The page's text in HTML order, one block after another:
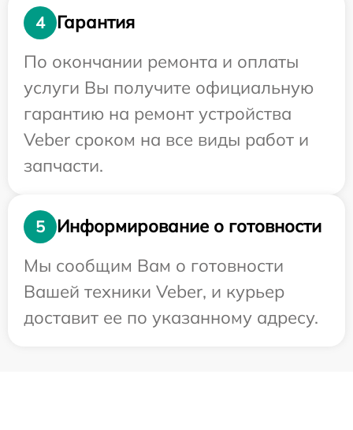
4
Гарантия
По окончании ремонта и оплаты
услуги Вы получите официальную
гарантию на ремонт устройства
Veber сроком на все виды работ и
запчасти.
5
Информирование о готовности
Мы сообщим Вам о готовности
Вашей техники Veber, и курьер
доставит ее по указанному адресу.